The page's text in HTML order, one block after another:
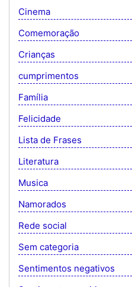
Cinema
Comemoração
Crianças
cumprimentos
Família
Felicidade
Lista de Frases
Literatura
Musica
Namorados
Rede social
Sem categoria
Sentimentos negativos